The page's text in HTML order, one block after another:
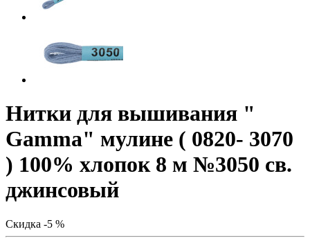
Нитки для вышивания "
Gamma" мулине ( 0820- 3070
) 100% хлопок 8 м №3050 св.
джинсовый
Скидка -5 %